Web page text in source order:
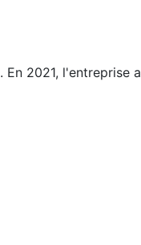
. En 2021, l'entreprise